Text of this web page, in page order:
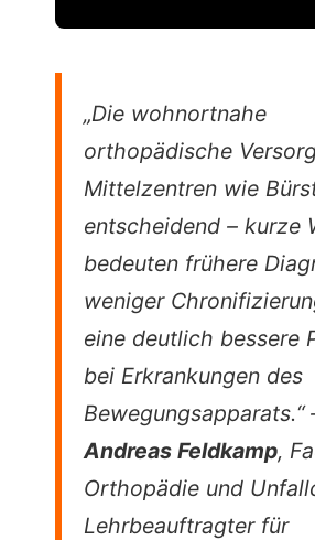
„Die wohnortnahe
orthopädische
Mittelzentren wie
entscheidend – kurze
bedeuten frühere
weniger
eine deutlich bessere
bei Erkrankungen des
Bewegungsapparats.“
Andreas Feldkamp,
Orthopädie und
Lehrbeauftragter für